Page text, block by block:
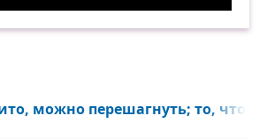
можно перешагнуть; то, что